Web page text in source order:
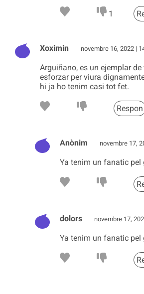
1
Xoximin novembre 16, 2022 |
Arguiñano, es un ejemplar de
esforzar per viura
hi ja ho tenim casi tot fet.
Respon
Anònim novembre 17,
Ya tenim un fanatic pel
dolors novembre 17,
Ya tenim un fanatic pel